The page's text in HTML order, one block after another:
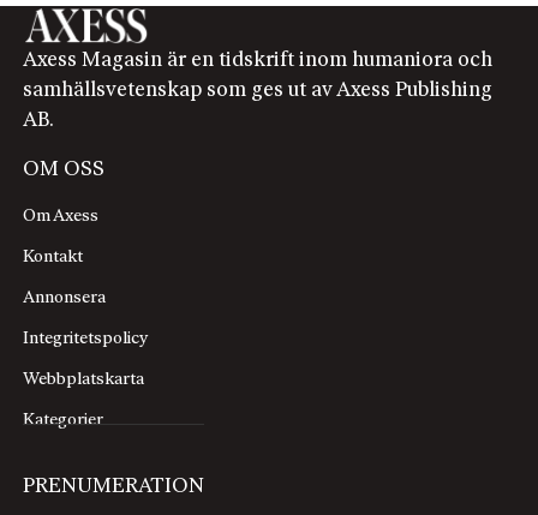
Axess Magasin är en tidskrift inom humaniora och
samhällsvetenskap som ges ut av Axess Publishing
AB.
OM OSS
Om Axess
Kontakt
Annonsera
Integritetspolicy
Webbplatskarta
Kategorier
PRENUMERATION